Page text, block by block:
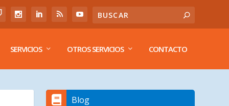
SERVICIOS OTROS SERVICIOS CONTACTO
Blog